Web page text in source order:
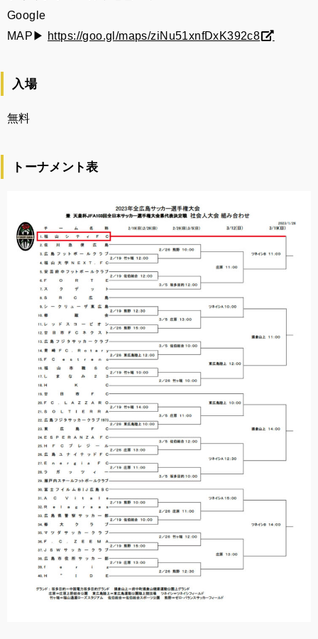
Google
MAP▶︎ https://goo.gl/maps/ziNu51xnfDxK392c8
入場
無料
トーナメント表